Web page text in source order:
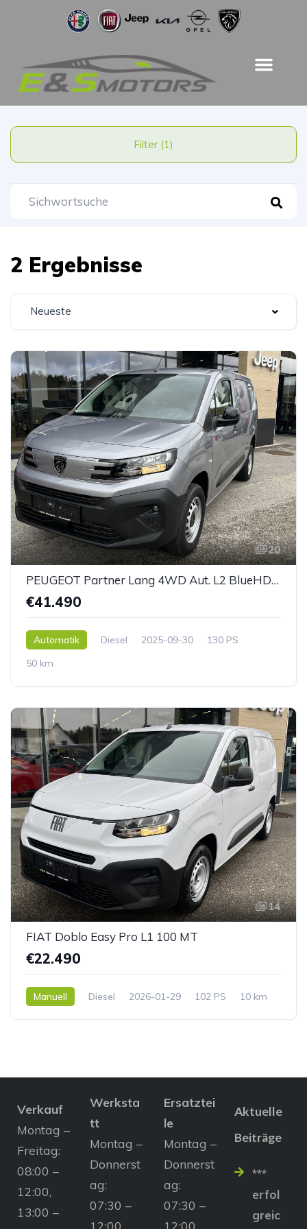
Filter (1)
2 Ergebnisse
Neueste
20
PEUGEOT Partner Lang 4WD Aut. L2 BlueHDi 130 S&S Erh. Nutzlast Pemium Aut.
€41.490
Automatik Diesel 2025-09-30
130 PS
50 km
14
FIAT Doblo Easy Pro L1 100 MT
€22.490
Manuell Diesel 2026-01-29 102 PS 10 km
Verkauf
Montag –
Freitag:
08:00 –
12:00,
13:00 –
Werksta
tt
Montag –
Donnerst
ag:
07:30 –
12:00,
Ersatztei
le
Montag –
Donnerst
ag:
07:30 –
12:00,
Aktuelle
Beiträge
***
erfol
greic